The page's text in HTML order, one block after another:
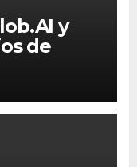
y
de
de la IA